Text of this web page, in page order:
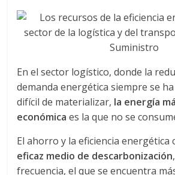
a
q
u
n
En el sector logístico, donde la
demanda energética siempre se
difícil de materializar, la energía
económica es la que no se
El ahorro y la eficiencia energética
eficaz medio de descarbonización
frecuencia, el que se encuentra